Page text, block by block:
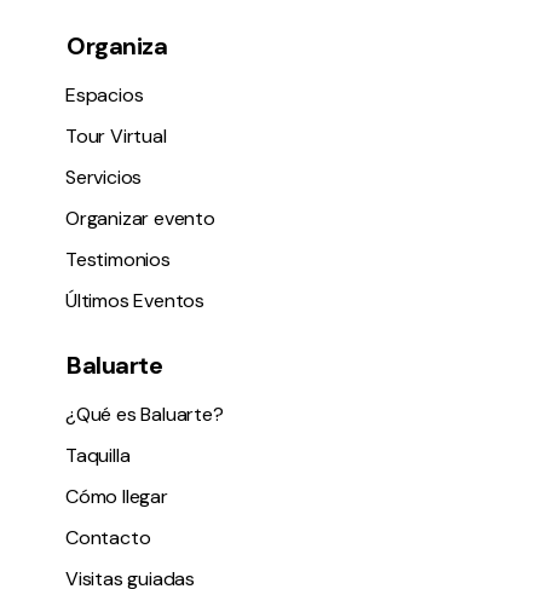
Organiza
Espacios
Tour Virtual
Servicios
Organizar evento
Testimonios
Últimos Eventos
Baluarte
¿Qué es Baluarte?
Taquilla
Cómo llegar
Contacto
Visitas guiadas